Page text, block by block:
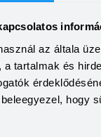
az általa
tartalmak és
hogy
HITELÖSSZEG
THM
15,70 -
KAMAT
14,49 -